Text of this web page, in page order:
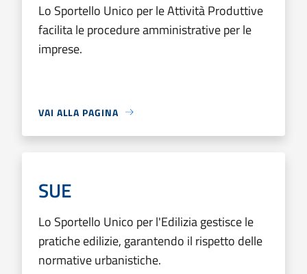
Lo Sportello Unico per le Attività Produttive
facilita le procedure amministrative per le
imprese.
VAI ALLA PAGINA
SUE
Lo Sportello Unico per l'Edilizia gestisce le
pratiche edilizie, garantendo il rispetto delle
normative urbanistiche.